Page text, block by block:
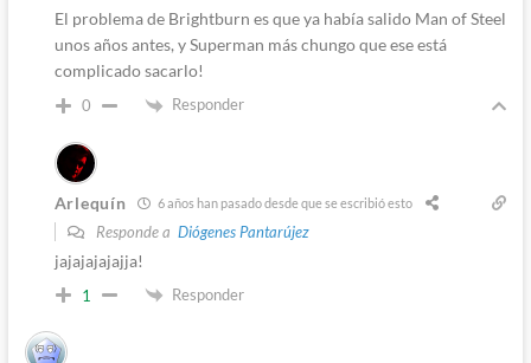
El problema de Brightburn es que ya había salido Man of Steel
unos años antes, y Superman más chungo que ese está
complicado sacarlo!
0 Responder
Arlequín 6 años han pasado desde que se escribió esto
Responde a Diógenes Pantarújez
jajajajajajja!
1 Responder